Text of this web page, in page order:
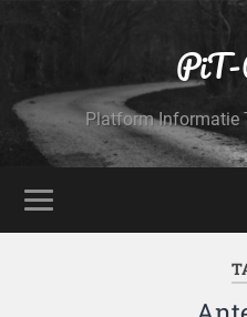
PiT-
Platform Informatie